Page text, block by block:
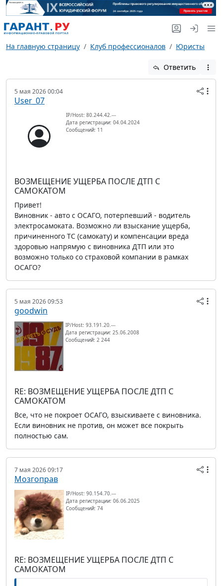
На главную страницу Клуб профессионалов Юристы
Ответить
5 мая 2026 00:04
User_07
IP/Host: 80.244.42.---
Дата регистрации: 04.04.2024
Сообщений: 11
ВОЗМЕЩЕНИЕ УЩЕРБА ПОСЛЕ ДТП С
САМОКАТОМ
Привет!
Виновник - авто с ОСАГО, потерпевший - водитель
электросамоката. Возможно ли взыскание ущерба,
причиненного ТС (самокату) и компенсации вреда
здоровью напрямую с виновника ДТП или это
возможно только со страховой компании в рамках
ОСАГО?
5 мая 2026 09:53
goodwin
IP/Host: 93.191.20.---
Дата регистрации: 25.06.2008
Сообщений: 2 244
RE: ВОЗМЕЩЕНИЕ УЩЕРБА ПОСЛЕ ДТП С
САМОКАТОМ
Все, что не покроет ОСАГО, взыскиваете с виновника.
Если виновник не против, он может все покрыть
полностью сам.
7 мая 2026 09:17
Мозгоправ
IP/Host: 90.154.70.---
Дата регистрации: 06.06.2025
Сообщений: 74
RE: ВОЗМЕЩЕНИЕ УЩЕРБА ПОСЛЕ ДТП С
САМОКАТОМ